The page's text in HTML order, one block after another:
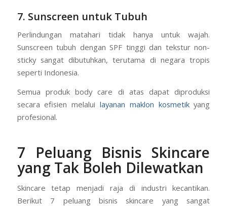
7. Sunscreen untuk Tubuh
Perlindungan matahari tidak hanya untuk wajah.
Sunscreen tubuh dengan SPF tinggi dan tekstur non-
sticky sangat dibutuhkan, terutama di negara tropis
seperti Indonesia.
Semua produk body care di atas dapat diproduksi
secara efisien melalui layanan maklon kosmetikyang
profesional.
7 Peluang Bisnis Skincare
yang Tak Boleh Dilewatkan
Skincare tetap menjadi raja di industri kecantikan.
Berikut 7 peluang bisnis skincare yang sangat